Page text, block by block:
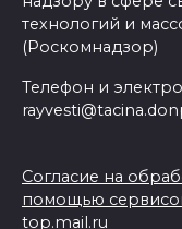
технологий и
(Роскомнадзор)
Телефон и
Согласие на
помощью
top.mail.ru